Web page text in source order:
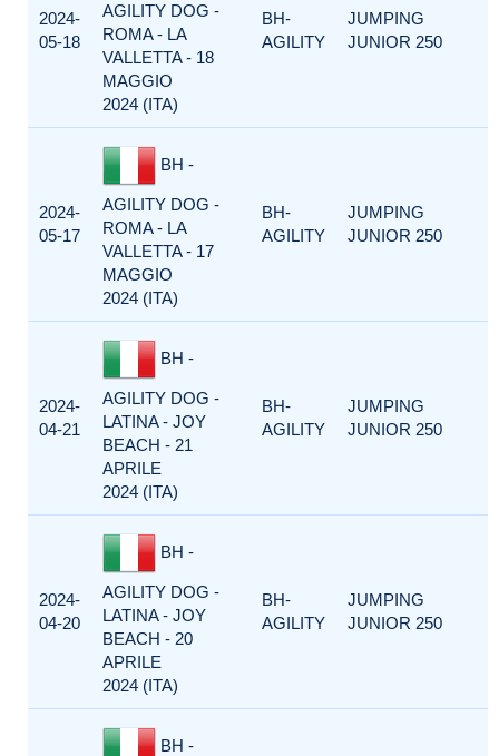
2024-
05-18
AGILITY DOG -
ROMA - LA
VALLETTA - 18
MAGGIO
2024 (ITA)
BH-
AGILITY
JUMPING
JUNIOR 250
2024-
05-17
BH -
AGILITY DOG -
ROMA - LA
VALLETTA - 17
MAGGIO
2024 (ITA)
BH-
AGILITY
JUMPING
JUNIOR 250
2024-
04-21
BH -
AGILITY DOG -
LATINA - JOY
BEACH - 21
APRILE
2024 (ITA)
BH-
AGILITY
JUMPING
JUNIOR 250
2024-
04-20
BH -
AGILITY DOG -
LATINA - JOY
BEACH - 20
APRILE
2024 (ITA)
BH-
AGILITY
JUMPING
JUNIOR 250
BH -